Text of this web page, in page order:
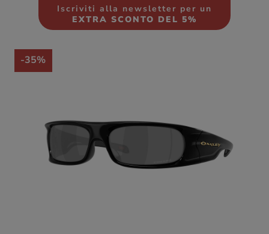
Iscriviti alla newsletter per un
EXTRA SCONTO DEL 5%
-35%